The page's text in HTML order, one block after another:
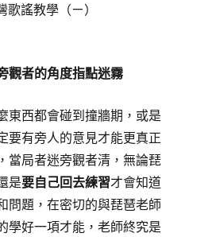
謠教學（ㄧ）
觀者的角度指點迷霧
東西都會碰到撞牆期，或是
要有旁人的意見才能更真正
當局者迷旁觀者清，無論琵
是要自己回去練習才會知道
問題，在密切的與琵琶老師
學好一項才能，老師終究是